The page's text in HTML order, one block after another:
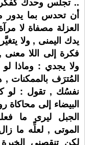
أن تحدس بما يدور
العزلة مصفاة لا
يدك اليمنى , ولا
فكرة إلى اللا
ولا يجدي : وماذا
المُترَف بالممكنات
نفسُك , تقول : لو
البيضاء إلى محاكاة
الجبل ليرى ما
الموتى , لعلِّه ما
لكن تنقصني الخبرة